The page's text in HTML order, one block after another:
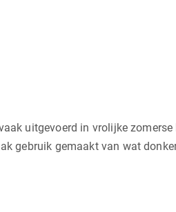
uitgevoerd in vrolijke
gebruik gemaakt van wat